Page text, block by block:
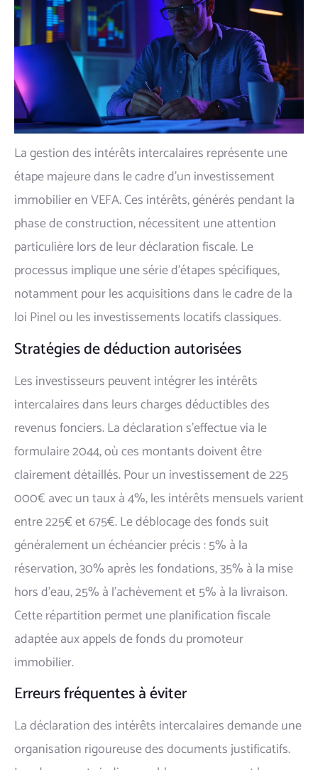
La gestion des intérêts intercalaires représente une
étape majeure dans le cadre d'un investissement
immobilier en VEFA. Ces intérêts, générés pendant la
phase de construction, nécessitent une attention
particulière lors de leur déclaration fiscale. Le
processus implique une série d'étapes spécifiques,
notamment pour les acquisitions dans le cadre de la
loi Pinel ou les investissements locatifs classiques.
Stratégies de déduction autorisées
Les investisseurs peuvent intégrer les intérêts
intercalaires dans leurs charges déductibles des
revenus fonciers. La déclaration s'effectue via le
formulaire 2044, où ces montants doivent être
clairement détaillés. Pour un investissement de 225
000€ avec un taux à 4%, les intérêts mensuels varient
entre 225€ et 675€. Le déblocage des fonds suit
généralement un échéancier précis : 5% à la
réservation, 30% après les fondations, 35% à la mise
hors d'eau, 25% à l'achèvement et 5% à la livraison.
Cette répartition permet une planification fiscale
adaptée aux appels de fonds du promoteur
immobilier.
Erreurs fréquentes à éviter
La déclaration des intérêts intercalaires demande une
organisation rigoureuse des documents justificatifs.